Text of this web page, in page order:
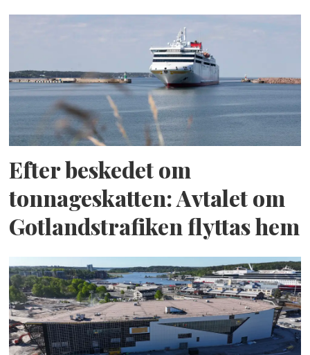
Efter beskedet om
tonnageskatten: Avtalet om
Gotlandstrafiken flyttas hem